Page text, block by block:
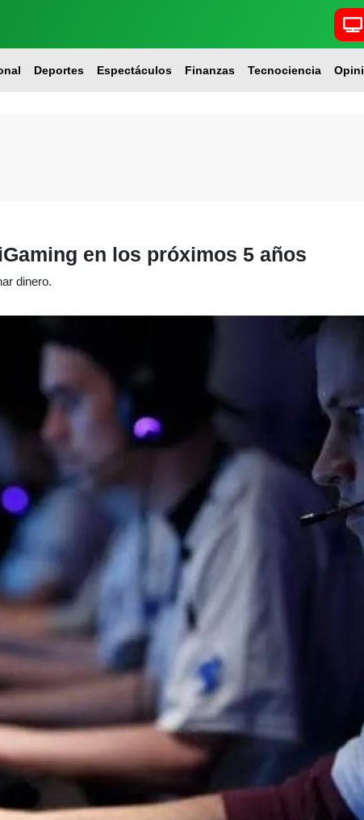
Deportes Espectáculos Finanzas Tecnociencia
en los próximos 5 años
dinero.